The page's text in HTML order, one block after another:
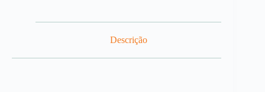
Descrição